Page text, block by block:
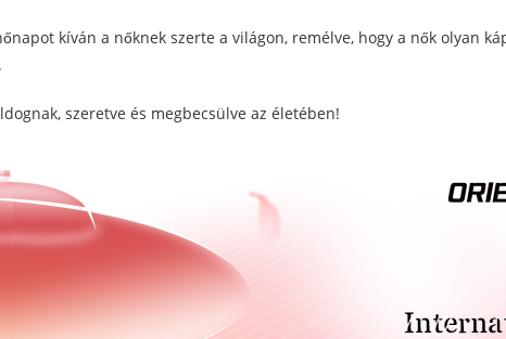
kíván a nőknek szerte a világon, remélve, hogy a nők olyan
szeretve és megbecsülve az életében!